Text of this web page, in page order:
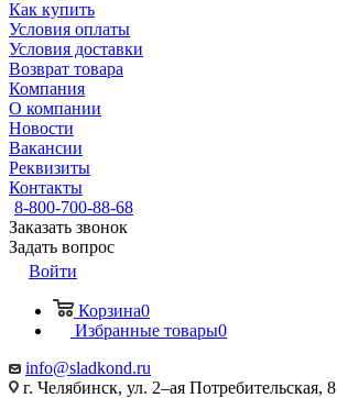
Как купить
Условия оплаты
Условия доставки
Возврат товара
Компания
О компании
Новости
Вакансии
Реквизиты
Контакты
8-800-700-88-68
Заказать звонок
Задать вопрос
Войти
Корзина0
Избранные товары0
info@sladkond.ru
г. Челябинск, ул. 2–ая Потребительская, 8